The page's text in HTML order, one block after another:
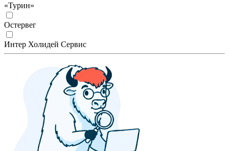
«Турин»
Остервег
Интер Холидей Сервис